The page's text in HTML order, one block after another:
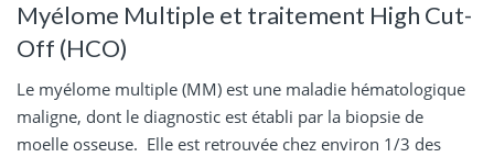
Myélome Multiple et traitement High Cut-
Off (HCO)
Le myélome multiple (MM) est une maladie hématologique
maligne, dont le diagnostic est établi par la biopsie de
moelle osseuse. Elle est retrouvée chez environ 1/3 des